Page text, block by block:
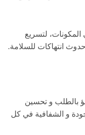
المكونات، لتسريع
انتهاكات للسلامة.
بالطلب و تحسين
و الشفافية في كل